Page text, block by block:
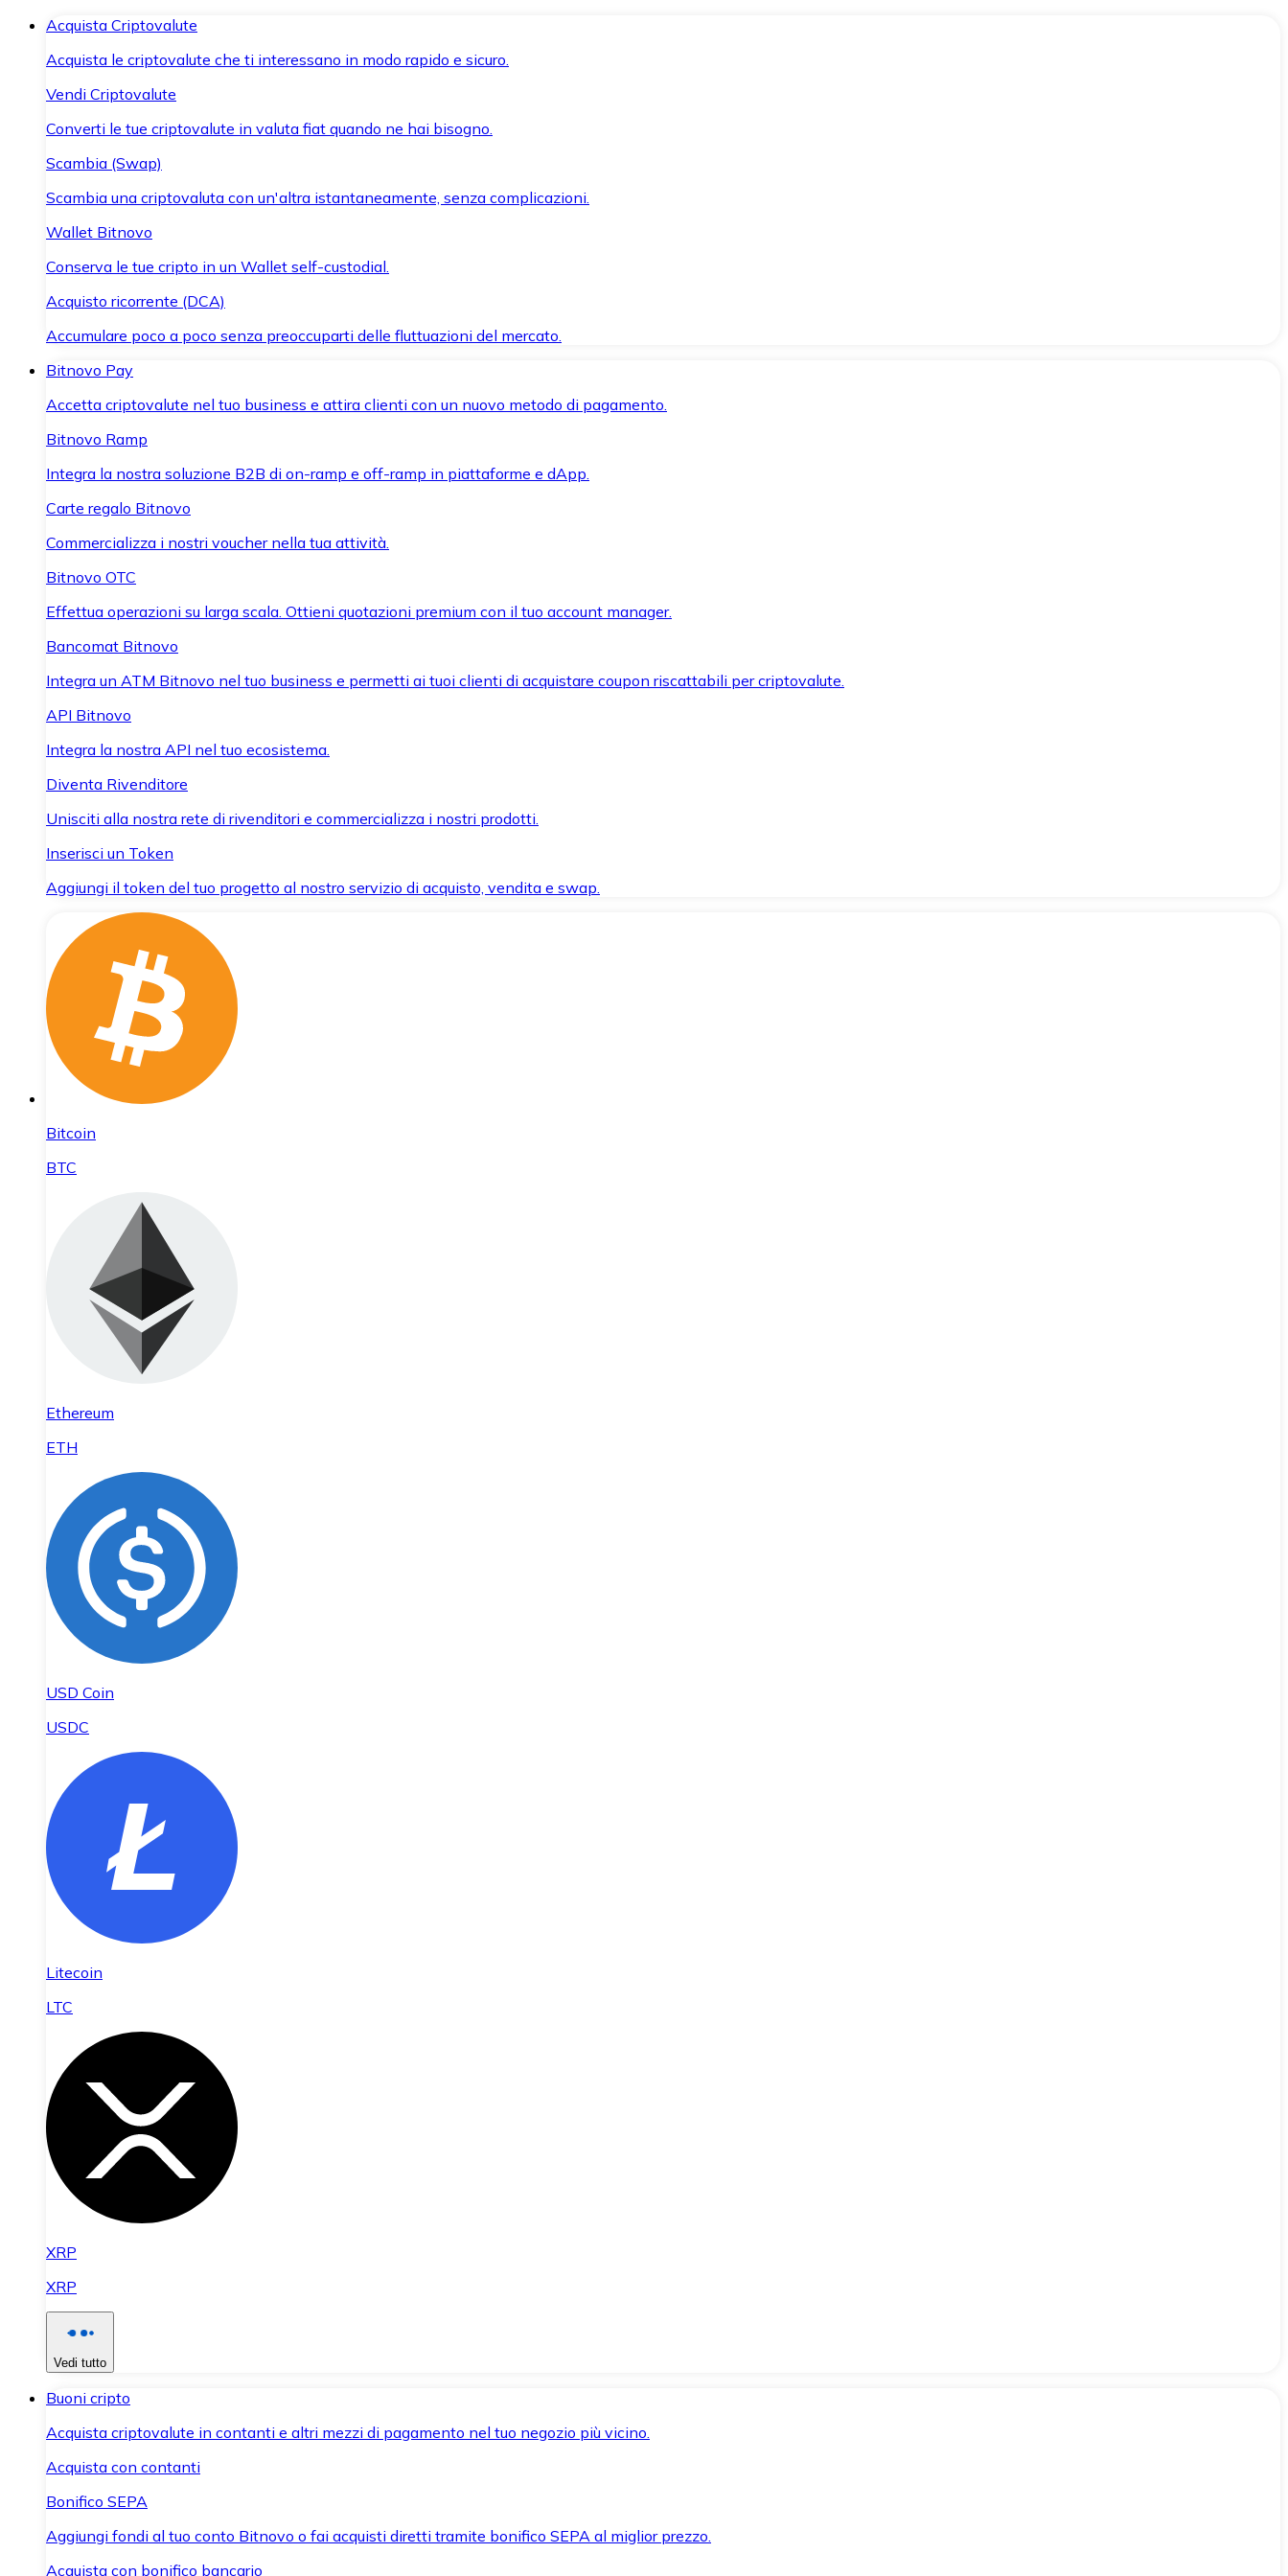
Acquista Criptovalute
Acquista le criptovalute che ti interessano in modo rapido e sicuro.
Vendi Criptovalute
Converti le tue criptovalute in valuta fiat quando ne hai bisogno.
Scambia (Swap)
Scambia una criptovaluta con un'altra istantaneamente, senza complicazioni.
Wallet Bitnovo
Conserva le tue cripto in un Wallet self-custodial.
Acquisto ricorrente (DCA)
Accumulare poco a poco senza preoccuparti delle fluttuazioni del mercato.
Bitnovo Pay
Accetta criptovalute nel tuo business e attira clienti con un nuovo metodo di pagamento.
Bitnovo Ramp
Integra la nostra soluzione B2B di on-ramp e off-ramp in piattaforme e dApp.
Carte regalo Bitnovo
Commercializza i nostri voucher nella tua attività.
Bitnovo OTC
Effettua operazioni su larga scala. Ottieni quotazioni premium con il tuo account manager.
Bancomat Bitnovo
Integra un ATM Bitnovo nel tuo business e permetti ai tuoi clienti di acquistare coupon riscattabili per criptovalute.
API Bitnovo
Integra la nostra API nel tuo ecosistema.
Diventa Rivenditore
Unisciti alla nostra rete di rivenditori e commercializza i nostri prodotti.
Inserisci un Token
Aggiungi il token del tuo progetto al nostro servizio di acquisto, vendita e swap.
Bitcoin
BTC
Ethereum
ETH
USD Coin
USDC
Litecoin
LTC
XRP
XRP
Vedi tutto
Buoni cripto
Acquista criptovalute in contanti e altri mezzi di pagamento nel tuo negozio più vicino.
Acquista con contanti
Bonifico SEPA
Aggiungi fondi al tuo conto Bitnovo o fai acquisti diretti tramite bonifico SEPA al miglior prezzo.
Acquista con bonifico bancario